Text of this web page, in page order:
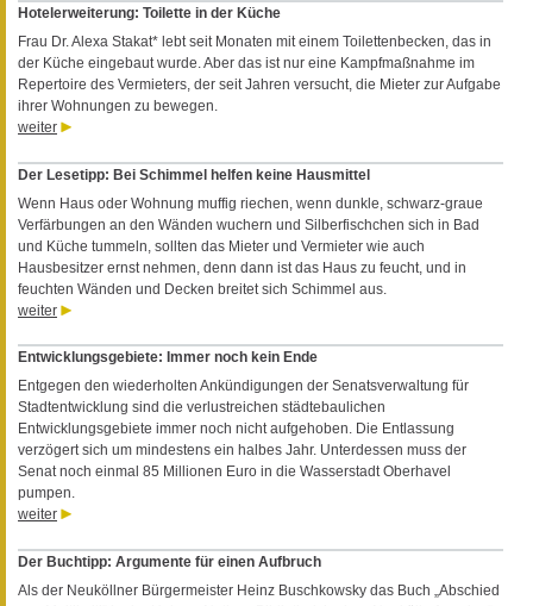
Hotelerweiterung: Toilette in der Küche
Frau Dr. Alexa Stakat* lebt seit Monaten mit einem Toilettenbecken, das in
der Küche eingebaut wurde. Aber das ist nur eine Kampfmaßnahme im
Repertoire des Vermieters, der seit Jahren versucht, die Mieter zur Aufgabe
ihrer Wohnungen zu bewegen.
weiter
Der Lesetipp: Bei Schimmel helfen keine Hausmittel
Wenn Haus oder Wohnung muffig riechen, wenn dunkle, schwarz-graue
Verfärbungen an den Wänden wuchern und Silberfischchen sich in Bad
und Küche tummeln, sollten das Mieter und Vermieter wie auch
Hausbesitzer ernst nehmen, denn dann ist das Haus zu feucht, und in
feuchten Wänden und Decken breitet sich Schimmel aus.
weiter
Entwicklungsgebiete: Immer noch kein Ende
Entgegen den wiederholten Ankündigungen der Senatsverwaltung für
Stadtentwicklung sind die verlustreichen städtebaulichen
Entwicklungsgebiete immer noch nicht aufgehoben. Die Entlassung
verzögert sich um mindestens ein halbes Jahr. Unterdessen muss der
Senat noch einmal 85 Millionen Euro in die Wasserstadt Oberhavel
pumpen.
weiter
Der Buchtipp: Argumente für einen Aufbruch
Als der Neuköllner Bürgermeister Heinz Buschkowsky das Buch „Abschied